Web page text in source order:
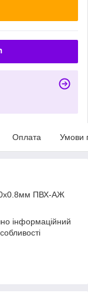
Оплата Умови
ПВХ-АЖ
інформаційний